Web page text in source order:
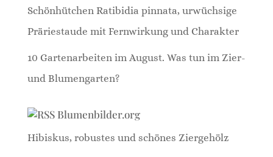
Schönhütchen Ratibidia pinnata, urwüchsige
Präriestaude mit Fernwirkung und Charakter
10 Gartenarbeiten im August. Was tun im Zier-
und Blumengarten?
Blumenbilder.org
Hibiskus, robustes und schönes Ziergehölz